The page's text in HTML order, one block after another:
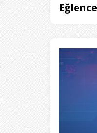
Eğlence